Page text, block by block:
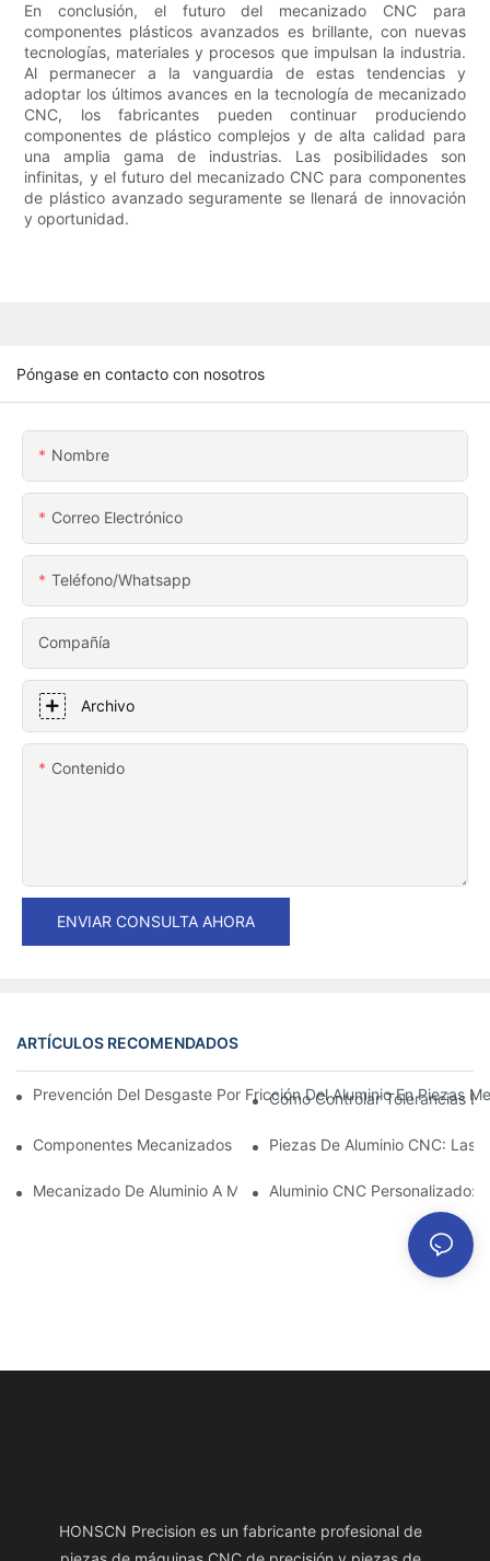
En conclusión, el futuro del mecanizado CNC para
componentes plásticos avanzados es brillante, con nuevas
tecnologías, materiales y procesos que impulsan la industria.
Al permanecer a la vanguardia de estas tendencias y
adoptar los últimos avances en la tecnología de mecanizado
CNC, los fabricantes pueden continuar produciendo
componentes de plástico complejos y de alta calidad para
una amplia gama de industrias. Las posibilidades son
infinitas, y el futuro del mecanizado CNC para componentes
de plástico avanzado seguramente se llenará de innovación
y oportunidad.
Póngase en contacto con nosotros
Nombre
Correo Electrónico
Teléfono/whatsapp
Compañía
Archivo
Contenido
ENVIAR CONSULTA AHORA
ARTÍCULOS RECOMENDADOS
Prevención Del Desgaste Por Fricción Del Aluminio En Piezas
Cómo Controlar Tolerancias
Componentes Mecanizados De Aluminio: Personalización Para
Piezas De Aluminio CNC: Las
Mecanizado De Aluminio A Medida: Explorando Las Últimas
Aluminio CNC Personalizado:
HONSCN Precision es un fabricante profesional de